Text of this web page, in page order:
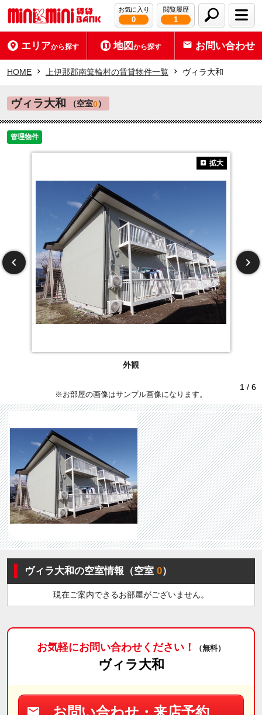
お気に入り
0
閲覧履歴
1
エリアから探す 地図から探す お問い合わせ
HOME 上伊那郡南箕輪村の賃貸物件一覧 ヴィラ大和
ヴィラ大和 （空室0）
管理物件
外観
拡大
1 / 6
※お部屋の画像はサンプル画像になります。
ヴィラ大和の空室情報（空室0）
現在ご案内できるお部屋がございません。
お気軽にお問い合わせください！ （無料）
ヴィラ大和